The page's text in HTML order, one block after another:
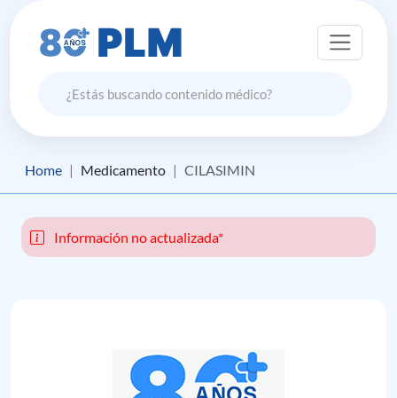
Home Medicamento CILASIMIN
Información no actualizada*